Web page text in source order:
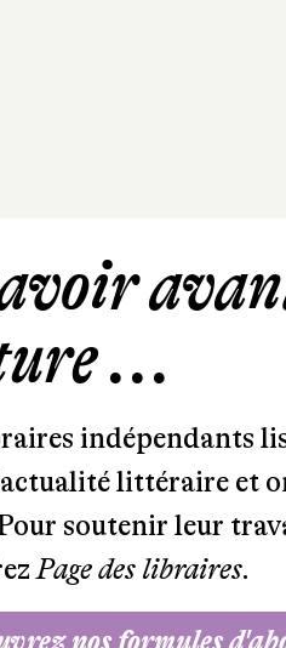
...
indépendants
littéraire et
soutenir leur
Page des libraires.